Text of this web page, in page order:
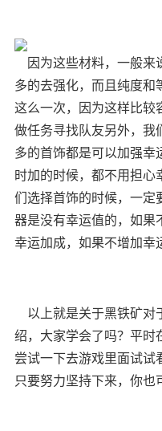
因为这些材料，一般来
多的去强化，而且纯度和
这么一次，因为这样比较
做任务寻找队友另外，我
多的首饰都是可以加强
时加的时候，都不用担
们选择首饰的时候，一定
器是没有幸运值的，如果
幸运加成，如果不增加幸
以上就是关于黑铁矿对
绍，大家学会了吗？平时
尝试一下去游戏里面试试
只要努力坚持下来，你也